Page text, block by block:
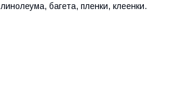
линолеума, багета, пленки, клеенки.